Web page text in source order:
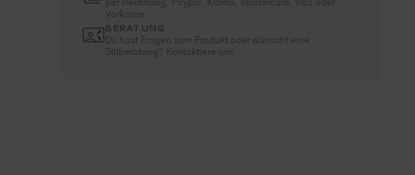
per Rechnung, Paypal, Klarna, Mastercard, Visa oder
Vorkasse
BERATUNG
Du hast Fragen zum Produkt oder wünscht eine
Stilberatung? Kontaktiere uns